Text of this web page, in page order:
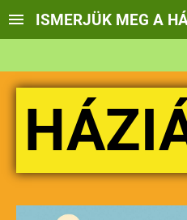
ISMERJÜK MEG A